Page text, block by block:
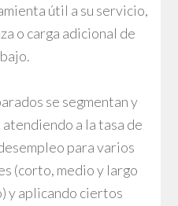
útil a su servicio,
o carga adicional de
se segmentan y
a la tasa de
para varios
(corto, medio y largo
y aplicando ciertos